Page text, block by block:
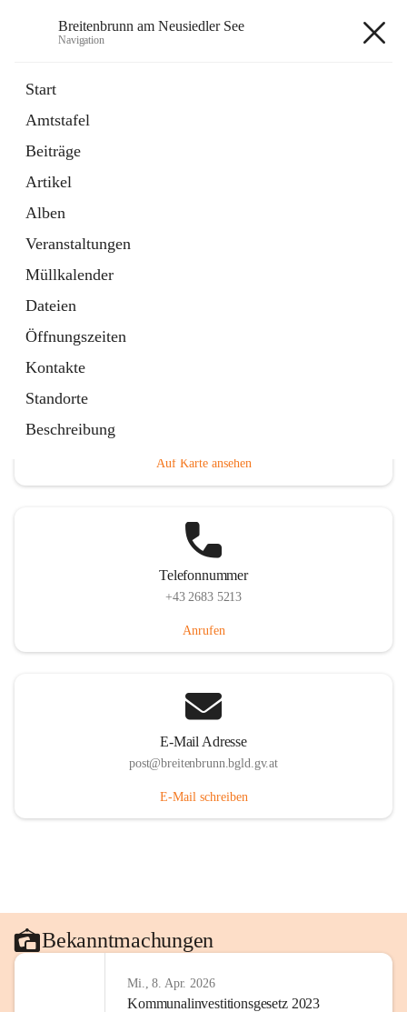
Breitenbrunn am Neusiedler See
Navigation
Start
Amtstafel
Beiträge
Artikel
Alben
Veranstaltungen
Müllkalender
Dateien
Öffnungszeiten
Kontakte
Standorte
Beschreibung
18 Schnellzugriffe
Gemeindeservice
Auf Karte ansehen
Telefonnummer
+43 2683 5213
Anrufen
E-Mail Adresse
post@breitenbrunn.bgld.gv.at
E-Mail schreiben
Bekanntmachungen
Mi., 8. Apr. 2026
Kommunalinvestitionsgesetz 2023